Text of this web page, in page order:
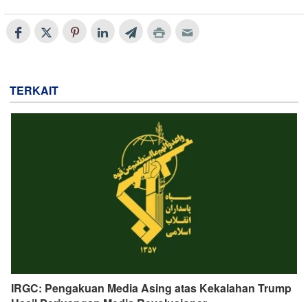
TERKAIT
IRGC: Pengakuan Media Asing atas Kekalahan Trump